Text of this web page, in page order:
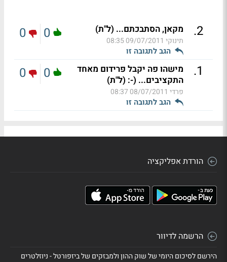
2
. מקאן, הסתבכתם... (ל"ת)
תינוקי 09/07/2011 08:35
הגב לתגובה זו
0
0
1
.
מישהו פה יקבל פרידום מאחד
התקציבים... (-: (ל"ת)
פרדי 08/07/2011 08:37
הגב לתגובה זו
0
0
הורדת אפליקציה
הרשמה לדיוור
הירשם לסיכום היומי של שוק ההון ולמבזקים של ביזפורטל - ניוזלטרים